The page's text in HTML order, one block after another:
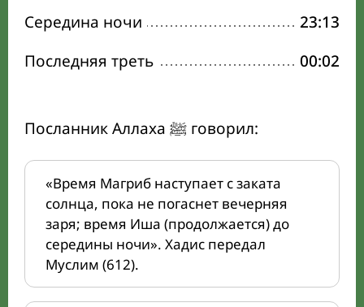
Середина ночи
23:13
Последняя треть
00:02
Посланник Аллаха ﷺ говорил:
«Время Магриб наступает с заката
солнца, пока не погаснет вечерняя
заря; время Иша (продолжается) до
середины ночи». Хадис передал
Муслим (612).